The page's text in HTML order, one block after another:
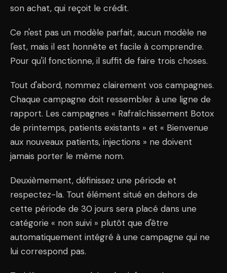
son achat, qui reçoit le crédit.
Ce n'est pas un modèle parfait, aucun modèle ne
l'est, mais il est honnête et facile à comprendre.
Pour qu'il fonctionne, il suffit de faire trois choses.
Tout d'abord, nommez clairement vos campagnes.
Chaque campagne doit ressembler à une ligne de
rapport. Les campagnes « Rafraîchissement Botox
de printemps, patients existants » et « Bienvenue
aux nouveaux patients, injections » ne doivent
jamais porter le même nom.
Deuxièmement, définissez une période et
respectez-la. Tout élément situé en dehors de
cette période de 30 jours sera placé dans une
catégorie « non suivi » plutôt que d'être
automatiquement intégré à une campagne qui ne
lui correspond pas.